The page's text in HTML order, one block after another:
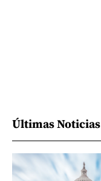
Últimas Noticias